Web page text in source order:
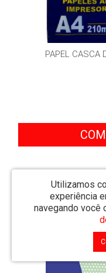
PAPEL CASCA
Utilizamos
experiência
navegando você